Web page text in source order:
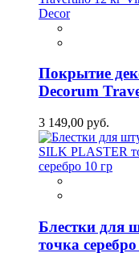
Покрытие
Decorum
3 149,00 руб.
Блестки для
точка